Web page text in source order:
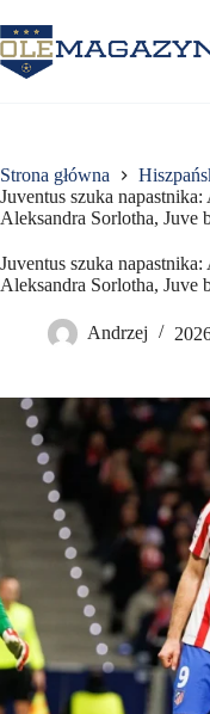
do
treści
Strona główna
Juventus szuka
Aleksandra Sorlotha, Juve
Juventus szuka
Aleksandra Sorlotha, Juve
Andrzej